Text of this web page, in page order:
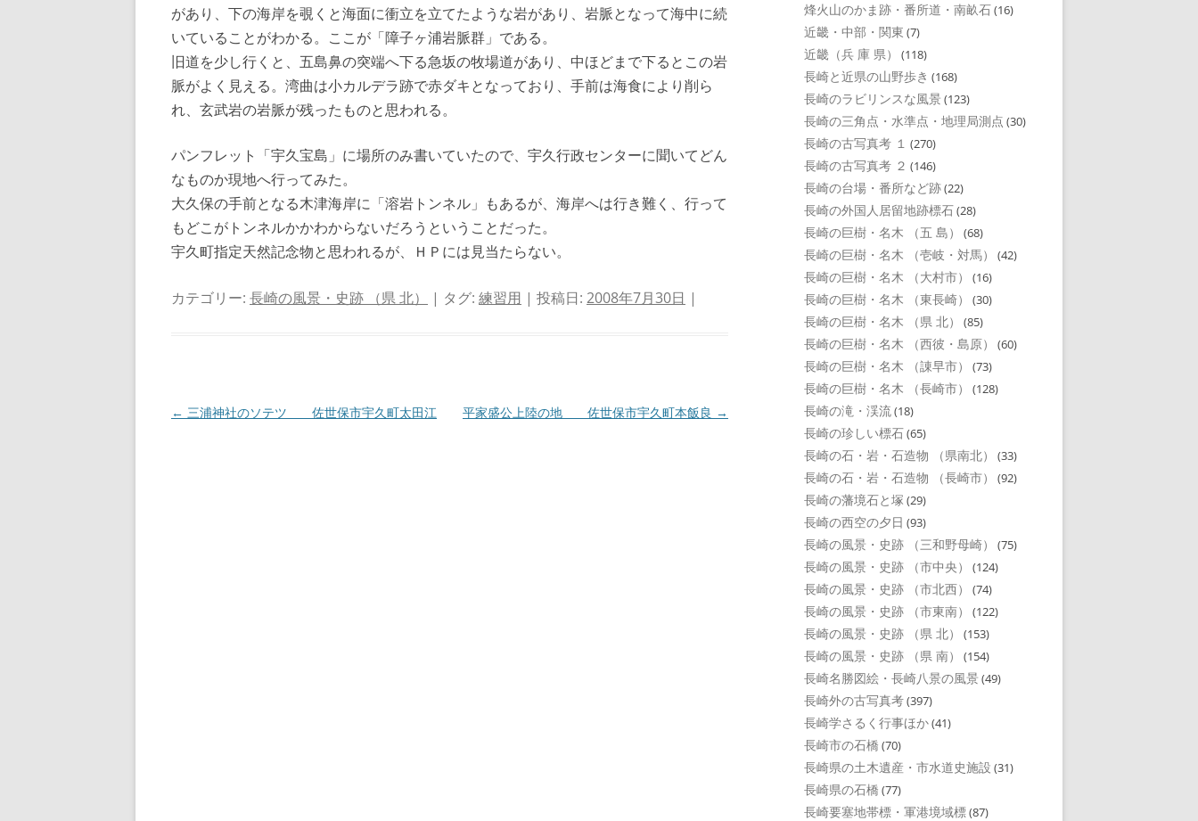
があり、下の海岸を覗くと海面に衝立を立てたような岩があり、岩脈となって海中に続
いていることがわかる。ここが「障子ヶ浦岩脈群」である。
旧道を少し行くと、五島鼻の突端へ下る急坂の牧場道があり、中ほどまで下るとこの岩
脈がよく見える。湾曲は小カルデラ跡で赤ダキとなっており、手前は海食により削ら
れ、玄武岩の岩脈が残ったものと思われる。
パンフレット「宇久宝島」に場所のみ書いていたので、宇久行政センターに聞いてどん
なものか現地へ行ってみた。
大久保の手前となる木津海岸に「溶岩トンネル」もあるが、海岸へは行き難く、行って
もどこがトンネルかかわからないだろうということだった。
宇久町指定天然記念物と思われるが、ＨＰには見当たらない。
カテゴリー: 長崎の風景・史跡 （県 北） | タグ: 練習用 | 投稿日: 2008年7月30日 |
投
← 三浦神社のソテツ 佐世保市宇久町太田江 平家盛公上陸の地 佐世保市宇久町本飯良 →
烽火山のかま跡・番所道・南畝石(16)
近畿・中部・関東 (7)
近畿（兵 庫 県） (118)
長崎と近県の山野歩き (168)
長崎のラビリンスな風景 (123)
長崎の三角点・水準点・地理局測点 (30)
長崎の古写真考 １ (270)
長崎の古写真考 ２ (146)
長崎の台場・番所など跡(22)
長崎の外国人居留地跡標石(28)
長崎の巨樹・名木 （五 島） (68)
長崎の巨樹・名木 （壱岐・対馬） (42)
長崎の巨樹・名木 （大村市） (16)
長崎の巨樹・名木 （東長崎） (30)
長崎の巨樹・名木 （県 北） (85)
長崎の巨樹・名木 （西彼・島原） (60)
長崎の巨樹・名木 （諌早市） (73)
長崎の巨樹・名木 （長崎市） (128)
長崎の滝・渓流(18)
長崎の珍しい標石(65)
長崎の石・岩・石造物 （県南北） (33)
長崎の石・岩・石造物 （長崎市） (92)
長崎の藩境石と塚 (29)
長崎の西空の夕日 (93)
長崎の風景・史跡 （三和野母崎） (75)
長崎の風景・史跡 （市中央） (124)
長崎の風景・史跡 （市北西） (74)
長崎の風景・史跡 （市東南） (122)
長崎の風景・史跡 （県 北） (153)
長崎の風景・史跡 （県 南） (154)
長崎名勝図絵・長崎八景の風景 (49)
長崎外の古写真考(397)
長崎学さるく行事ほか(41)
長崎市の石橋 (70)
長崎県の土木遺産・市水道史施設 (31)
長崎県の石橋 (77)
長崎要塞地帯標・軍港境域標(87)